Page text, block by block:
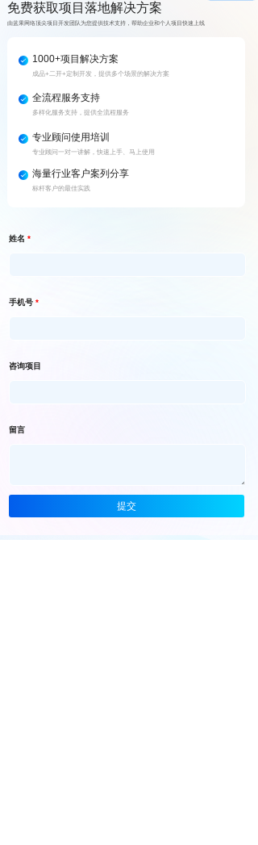
免费获取项目落地解决方案
全流程服务支持
专业顾问一对一讲解，快速上手、马上使用
多样化服务支持，提供全流程服务
成品+二开+定制开发，提供多个场景的解决方案
1000+项目解决方案
由蓝果网络顶尖项目开发团队为您提供技术支持，帮助企业和个人项目快速上线
专业顾问使用培训
标杆客户的最佳实践
海量行业客户案列分享
姓名 *
手机号 *
咨询项目
留言
提交